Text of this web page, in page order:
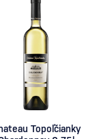
Topoľčianky